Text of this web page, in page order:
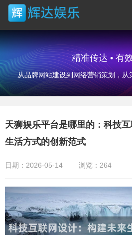
精准传达 • 有
从品牌网站建设到网络营销策划，
天狮娱乐平台是哪里的：科技
生活方式的创新范式
日期：2026-05-14 浏览： 264